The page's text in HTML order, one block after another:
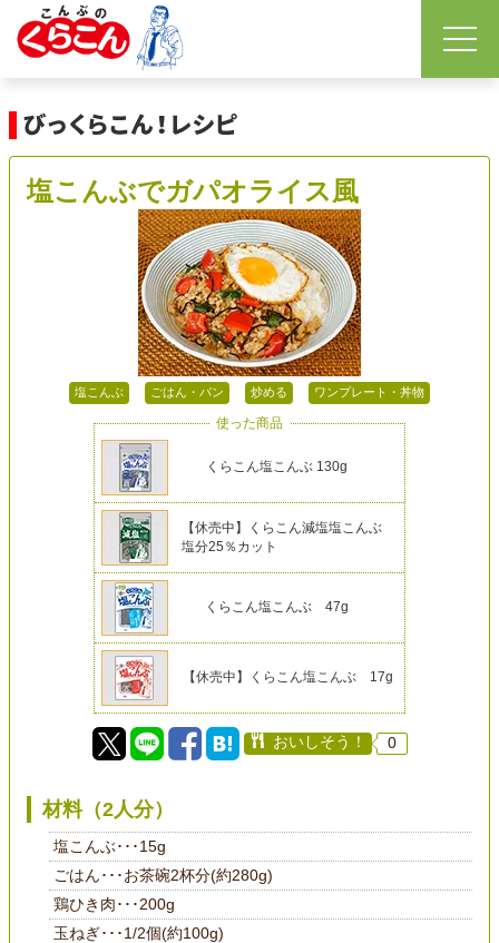
塩こんぶでガパオライス風
塩こんぶ ごはん・パン 炒める ワンプレート・丼物
使った商品
くらこん塩こんぶ 130g
【休売中】くらこん減塩塩こんぶ
塩分25％カット
くらこん塩こんぶ 47g
【休売中】くらこん塩こんぶ 17g
おいしそう！ 0
材料（2人分）
塩こんぶ･･･15g
ごはん･･･お茶碗2杯分(約280g)
鶏ひき肉･･･200g
玉ねぎ･･･1/2個(約100g)